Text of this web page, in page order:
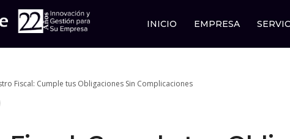
INICIO EMPRESA
Fiscal: Cumple tus Obligaciones Sin Complicaciones